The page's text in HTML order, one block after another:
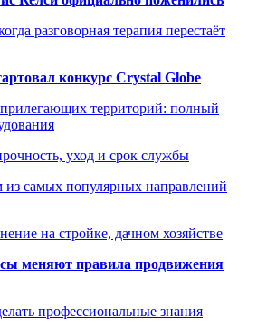
разговорная терапия перестаёт
конкурс Crystal Globe
территорий: полный
уход и срок службы
из самых популярных направлений
на стройке, дачном хозяйстве
меняют правила продвижения
профессиональные знания